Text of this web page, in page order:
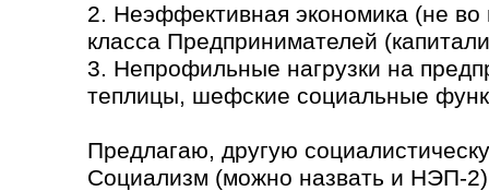
2. Неэффективная экономика (не во
класса Предпринимателей
3. Непрофильные нагрузки на
теплицы, шефские социальные
Предлагаю, другую
Социализм (можно назвать и НЭП-